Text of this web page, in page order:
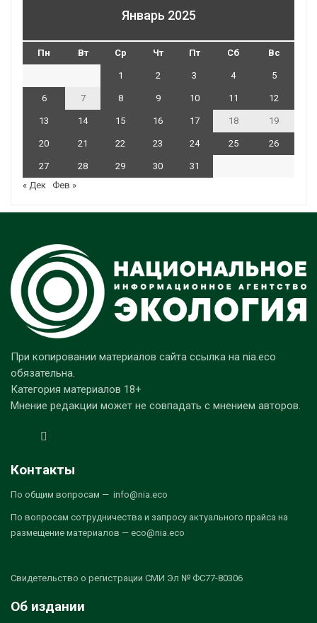
Январь 2025
Пн Вт Ср Чт Пт Сб Вс
1 2 3 4 5
6 7 8 9 10 11 12
13 14 15 16 17 18 19
20 21 22 23 24 25 26
27 28 29 30
31
« Дек Фев »
При копировании материалов сайта ссылка на nia.eco
обязательна.
Категория материалов 18+
Мнение редакции может не совпадать с мнением авторов.
Контакты
По общим вопросам — info@nia.eco
По вопросам сотрудничества и запросу актуального прайса на
размещение материалов — eco@nia.eco
Свидетельство о регистрации СМИ Эл № ФС77-80306
Об издании